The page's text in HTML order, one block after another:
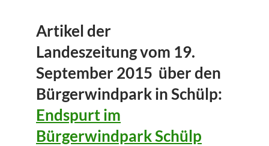
Artikel der
Landeszeitungvom 19.
September 2015 über den
Bürgerwindpark in Schülp:
Endspurt im
Bürgerwindpark Schülp